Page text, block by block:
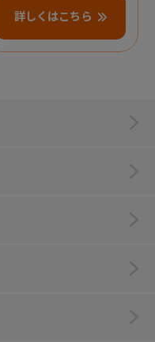
詳しくはこちら